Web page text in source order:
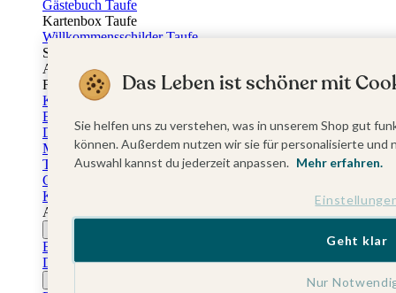
Gästebuch Taufe
Kartenbox Taufe
Willkommensschilder Taufe
Sticker Taufe
Absenderaufkleber Taufe
Fotobuch Taufe
Konfirmationskarten
Einladungskarten Konfirmation
Danksagung Konfirmation
Menükarten Konfirmation
Tischkarten Konfirmation
Gästebuch Konfirmation
Kerzen Konfirmation
Aufkleber zum Anlass Ihres Kindes
Einladungskarten Firmung
Dankeskarten Firmung
Das Leben ist schöner mit
Sie helfen uns zu verstehen, was in unserem Shop gut
können. Außerdem nutzen wir sie für personalisierte
Auswahl kannst du jederzeit anpassen. Mehr erfahren.
Nur
Geht klar